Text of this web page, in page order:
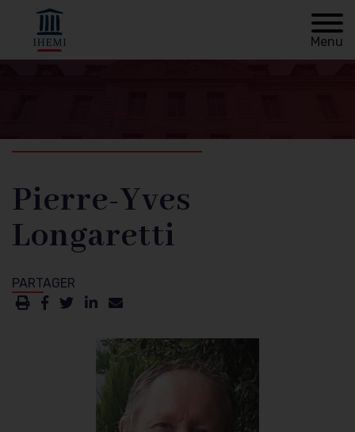
Retour à
Menu
Fil
d'Ariane
Pierre-Yves
Longaretti